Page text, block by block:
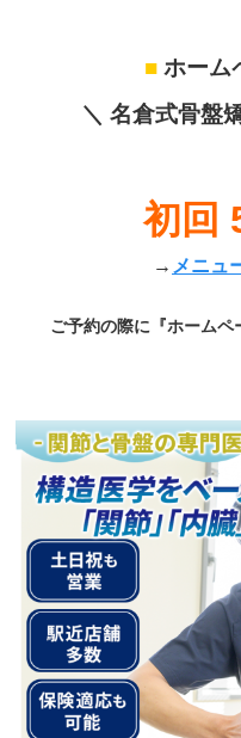
■ホーム
＼名倉式骨盤
初回
→ メニュ
ご予約の際に『ホームペ